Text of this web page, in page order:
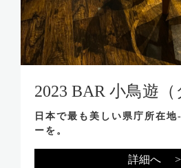
2023 BAR 小鳥遊（
日本で最も美しい県庁所在
ーを。
詳細へ >